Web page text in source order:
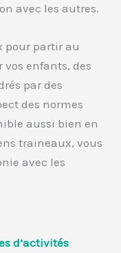
avec les autres.
pour partir au
vos enfants, des
par des
des normes
aussi bien en
traineaux, vous
avec les
d’activités